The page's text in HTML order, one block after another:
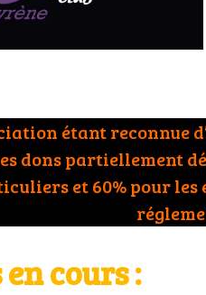
étant reconnue
dons partiellement
et 60% pour
cours :